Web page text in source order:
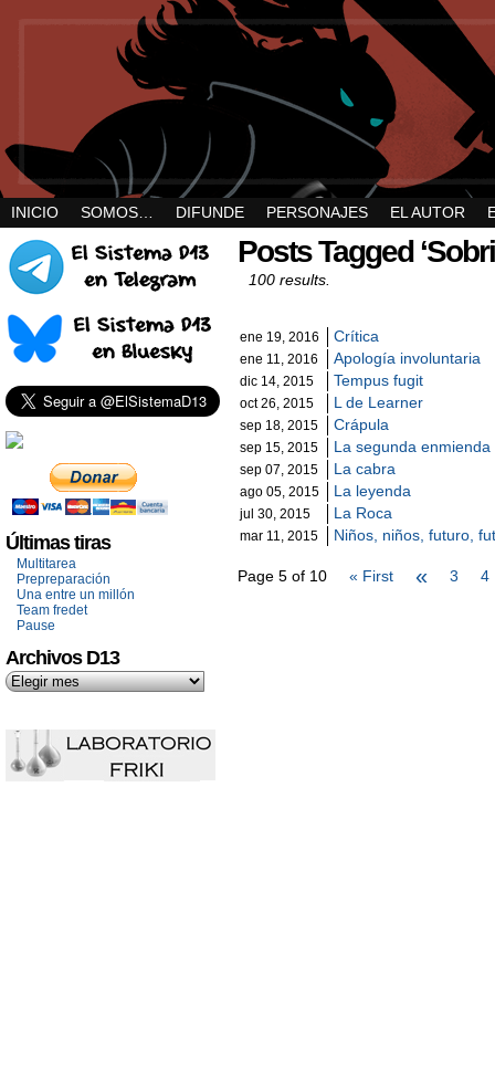
INICIO SOMOS… DIFUNDE PERSONAJES EL AUTOR
Últimas tiras
Multitarea
Prepreparación
Una entre un millón
Team fredet
Pause
Archivos D13
Posts Tagged
100 results.
ene 19, 2016 Crítica
ene 11, 2016 Apología involuntaria
dic 14, 2015 Tempus fugit
oct 26, 2015 L de Learner
sep 18, 2015 Crápula
sep 15, 2015 La segunda enmienda
sep 07, 2015 La cabra
ago 05, 2015 La leyenda
jul 30, 2015 La Roca
mar 11, 2015 Niños, niños, futuro,
Page 5 of 10 « First « 3 4